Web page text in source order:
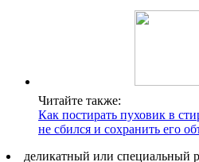
Читайте также:
Как постирать пуховик в
не сбился и сохранить его
деликатный или специальный